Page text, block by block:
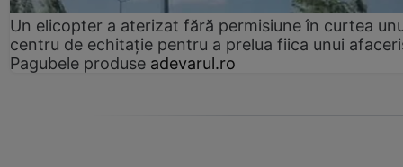
Un elicopter a aterizat fără permisiune în curtea
centru de echitație pentru a prelua fiica unui
Pagubele produse adevarul.ro